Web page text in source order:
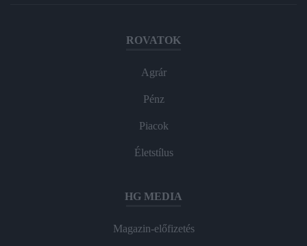
ROVATOK
Agrár
Pénz
Piacok
Életstílus
HG MEDIA
Magazin-előfizetés